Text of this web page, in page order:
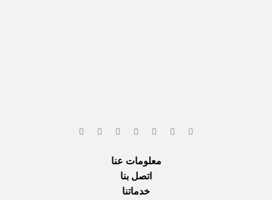
معلومات عنا
اتصل بنا
خدماتنا